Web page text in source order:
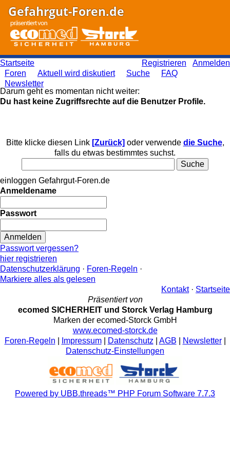
Gefahrgut-Foren.de
Registrieren Anmelden
Startseite
Foren
Aktuell wird diskutiert Suche
FAQ
Newsletter
Darum geht es momentan nicht weiter:
Du hast keine Zugriffsrechte auf die Benutzer Profile.
Bitte klicke diesen Link [Zurück] oder verwende die Suche,
falls du etwas bestimmtes suchst.
einloggen Gefahrgut-Foren.de
Anmeldename
Passwort
Passwort vergessen?
hier registrieren
Datenschutzerklärung · Foren-Regeln ·
Markiere alles als gelesen
Kontakt· Startseite
Präsentiert von
ecomed SICHERHEIT und Storck Verlag Hamburg
Marken der ecomed-Storck GmbH
www.ecomed-storck.de
Foren-Regeln
Impressum| Datenschutz AGB Newsletter|
Datenschutz-Einstellungen
Powered by UBB.threads™ PHP Forum Software 7.7.3